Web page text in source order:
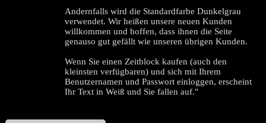
Andernfalls wird die Standardfarbe Dunkelgrau
verwendet. Wir heißen unsere neuen Kunden
willkommen und hoffen, dass ihnen die Seite
genauso gut gefällt wie unseren übrigen Kunden.
Wenn Sie einen Zeitblock kaufen (auch den
kleinsten verfügbaren) und sich mit Ihrem
Benutzernamen und Passwort einloggen, erscheint
Ihr Text in Weiß und Sie fallen auf."